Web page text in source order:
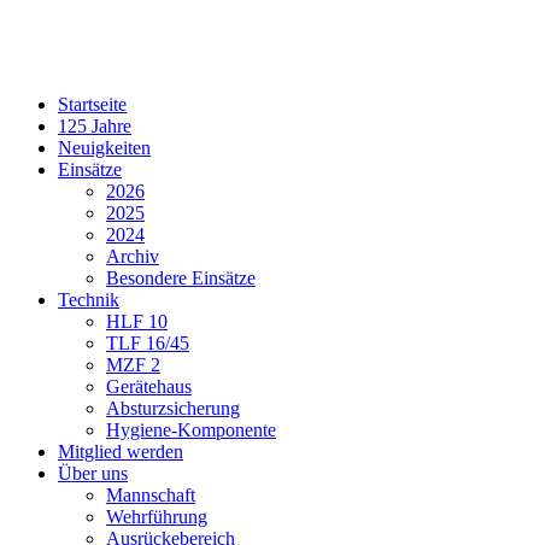
Startseite
125 Jahre
Neuigkeiten
Einsätze
2026
2025
2024
Archiv
Besondere Einsätze
Technik
HLF 10
TLF 16/45
MZF 2
Gerätehaus
Absturzsicherung
Hygiene-Komponente
Mitglied werden
Über uns
Mannschaft
Wehrführung
Ausrückebereich